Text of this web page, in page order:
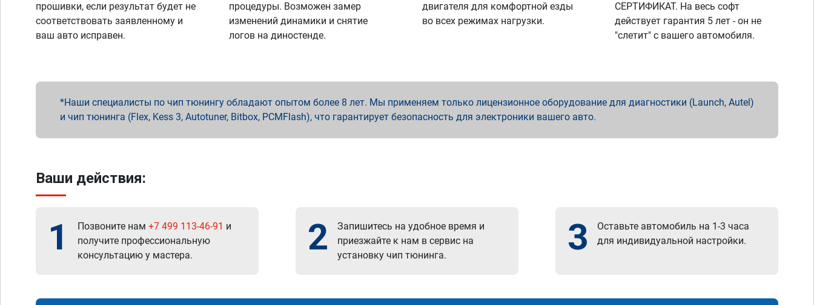
прошивки, если результат будет не
соответствовать заявленному и
ваш авто исправен.
процедуры. Возможен замер
изменений динамики и снятие
логов на диностенде.
двигателя для комфортной езды
во всех режимах нагрузки.
СЕРТИФИКАТ. На весь софт
действует гарантия 5 лет - он не
"слетит" с вашего автомобиля.
Наши специалисты по чип тюнингу обладают опытом более 8 лет. Мы применяем только лицензионное оборудование для диагностики (Launch, Autel)
и чип тюнинга (Flex, Kess 3, Autotuner, Bitbox, PCMFlash), что гарантирует безопасность для электроники вашего авто.
Ваши действия:
1 Позвоните нам +7 499 113-46-91 и
получите профессиональную
консультацию у мастера.
2
Запишитесь на удобное время и
приезжайте к нам в сервис на
установку чип тюнинга.
3
Оставьте автомобиль на 1-3 часа
для индивидуальной настройки.